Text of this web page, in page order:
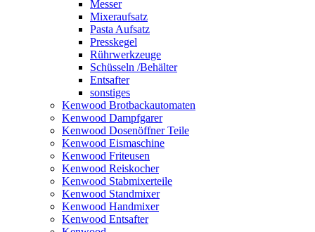
Messer
Mixeraufsatz
Pasta Aufsatz
Presskegel
Rührwerkzeuge
Schüsseln /Behälter
Entsafter
sonstiges
Kenwood Brotbackautomaten
Kenwood Dampfgarer
Kenwood Dosenöffner Teile
Kenwood Eismaschine
Kenwood Friteusen
Kenwood Reiskocher
Kenwood Stabmixerteile
Kenwood Standmixer
Kenwood Handmixer
Kenwood Entsafter